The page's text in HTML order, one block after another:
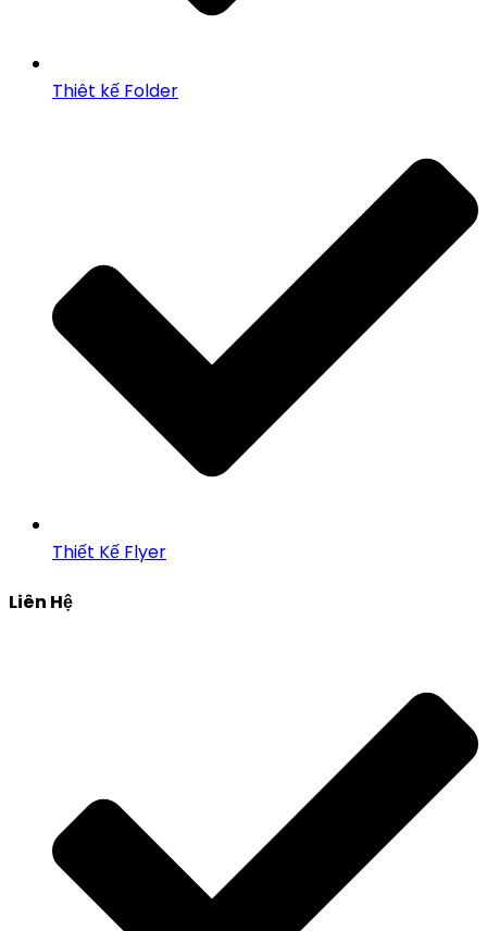
Thiêt kế Folder
Thiết Kế Flyer
Liên Hệ